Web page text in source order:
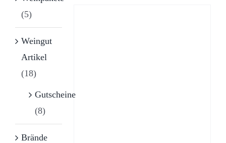
(5)
Weingut
Artikel
(18)
Gutscheine
(8)
Brände